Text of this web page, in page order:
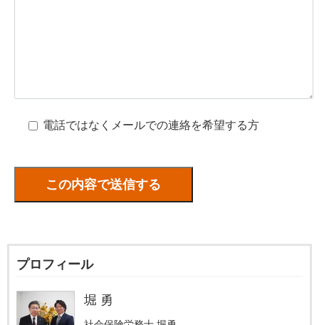
電話ではなくメールでの連絡を希望する方
プロフィール
堀 勇